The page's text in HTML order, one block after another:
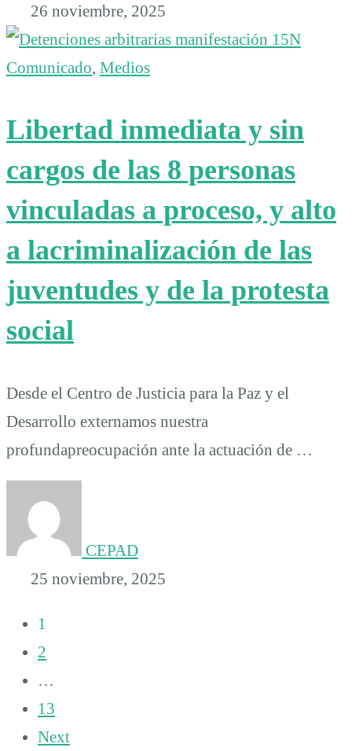
26 noviembre, 2025
Comunicado, Medios
Libertad inmediata y sin
cargos de las 8 personas
vinculadas a proceso, y alto
a lacriminalización de las
juventudes y de la protesta
social
Desde el Centro de Justicia para la Paz y el
Desarrollo externamos nuestra
profundapreocupación ante la actuación de …
CEPAD
25 noviembre, 2025
1
2
…
13
Next